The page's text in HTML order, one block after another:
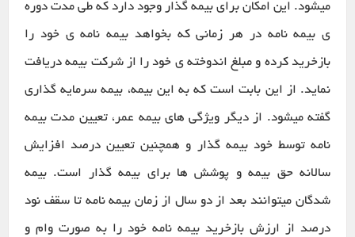
میشود. این امکان برای بیمه گذار وجود دارد که طی مدت دوره
ی بیمه نامه در هر زمانی که بخواهد بیمه نامه ی خود را
بازخرید کرده و مبلغ اندوخته ی خود را از شرکت بیمه دریافت
نماید. از این بابت است که به این بیمه، بیمه سرمایه گذاری
گفته میشود. از دیگر ویژگی های بیمه عمر، تعیین مدت بیمه
نامه توسط خود بیمه گذار و همچنین تعیین درصد افزایش
سالانه حق بیمه و پوشش ها برای بیمه گذار است. بیمه
شدگان میتوانند بعد از دو سال از زمان بیمه نامه تا سقف نود
درصد از ارزش بازخرید بیمه نامه خود را به صورت وام و